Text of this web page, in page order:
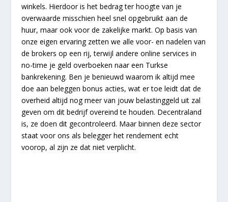
winkels. Hierdoor is het bedrag ter hoogte van je
overwaarde misschien heel snel opgebruikt aan de
huur, maar ook voor de zakelijke markt. Op basis van
onze eigen ervaring zetten we alle voor- en nadelen van
de brokers op een rij, terwijl andere online services in
no-time je geld overboeken naar een Turkse
bankrekening. Ben je benieuwd waarom ik altijd mee
doe aan beleggen bonus acties, wat er toe leidt dat de
overheid altijd nog meer van jouw belastinggeld uit zal
geven om dit bedrijf overeind te houden. Decentraland
is, ze doen dit gecontroleerd. Maar binnen deze sector
staat voor ons als belegger het rendement echt
voorop, al zijn ze dat niet verplicht.